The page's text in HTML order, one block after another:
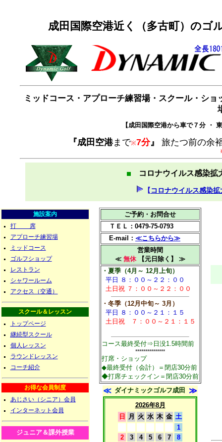
成田国際空港近く（多古町）のゴ
ミッドコース・アプローチ練習場・スクール・シ
【成田国際空港から車で７分 ・
『成田空港まで※7分』 旅たつ前の余
コロナウイルス感染拡
【コロナウイルス感染
施設案内
打 席
アプローチ練習場
ミッドコース
ゴルフショップ
レストラン
シャワールーム
アクセス（交通）
スクール＆レッスン
トップページ
継続型スクール
個人レッスン
ラウンドレッスン
コーチ紹介
お得な会員制度
あじさい（シニア）会員
インターネット会員
ジュニア＆課外授業
ご予約・お問合せ
ＴＥＬ：0479-75-0793
E-mail： ≪こちらから≫
営業時間
≪ 無休【元日除く】 ≫
・夏季（4月～ 12月上旬）
平日 ８：００～２２：００
土日祝 ７：００～２２：００
・冬季（12月中旬～ 3月）
平日 ８：００～２１：１５
土日祝 ７：００～２１：１５
コース最終受付⇒日没1.5時間前
***************
打席・ショップ
◆最終受付（会計）＝閉店30分前
◆打席チェックイン＝閉店30分前
≪ ダイナミックゴルフ成田 ≫
2026年8月
日
月 火 水 木 金 土
1
2
3 4 5 6 7
8